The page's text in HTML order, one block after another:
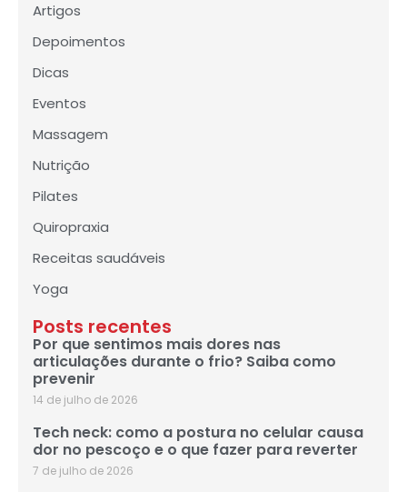
Artigos
Depoimentos
Dicas
Eventos
Massagem
Nutrição
Pilates
Quiropraxia
Receitas saudáveis
Yoga
Posts recentes
Por que sentimos mais dores nas
articulações durante o frio? Saiba como
prevenir
14 de julho de 2026
Tech neck: como a postura no celular causa
dor no pescoço e o que fazer para reverter
7 de julho de 2026